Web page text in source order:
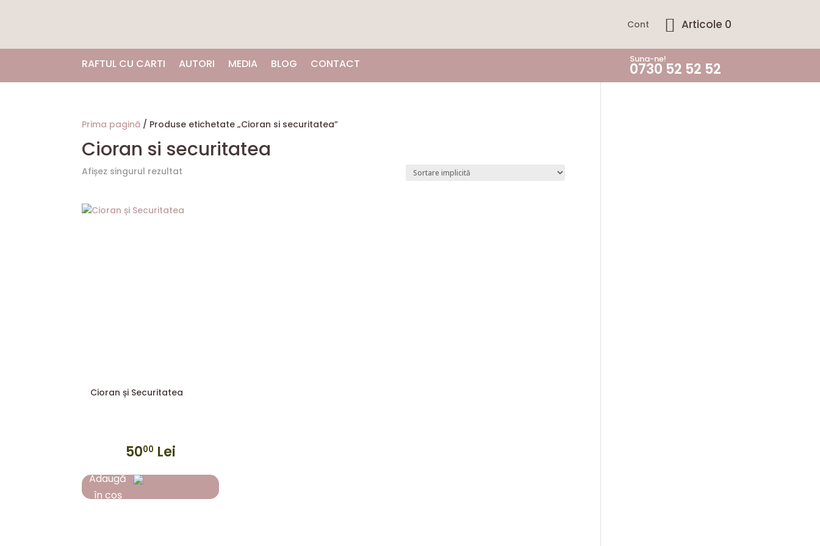
Cont Articole 0
RAFTUL CU CARTI AUTORI MEDIA BLOG CONTACT Suna-ne!
0730 52 52 52
Prima pagină / Produse etichetate „Cioran si securitatea”
Cioran si securitatea
Afișez singurul rezultat
Cioran și Securitatea
5000 Lei
Adaugă
în coș